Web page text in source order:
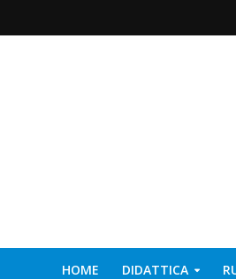
HOME DIDATTICA